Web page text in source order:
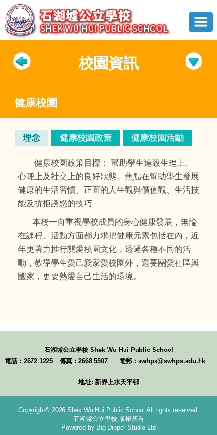
校園資訊
健康校園
理念 健康校園政策 健康校園活動
健康校園政策目標： 幫助學生達致生理上、
心理上及社交上的良好狀態。焦點在幫助學生發展
健康的生活習慣、正面的人生觀與價值觀、生活技
能及抗拒誘惑的技巧
本校一向重視學校成員的身心健康發展，無論
在課程、活動方面都力求把健康元素包括在內，近
年更著力推行關愛校園文化，透過各種不同的活
動，教導學生愛己愛家愛校園外，還要關愛社區與
國家，更要熱愛自己生活的環境。
石湖墟公立學校 Shek Wu Hui Public School
電話：2672 1225
傳真：2668 5507 電郵：swhps@swhps.edu.hk
地址: 新界上水天平邨
Copyright© 2026 Shek Wu Hui Public School All rights reserved.
石湖墟公立學校 版權所有
Powered by Big Dipper Studio Ltd